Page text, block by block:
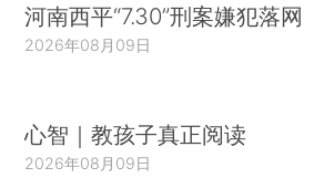
河南西平“7.30”刑案嫌犯落网
2026年08月09日
心智｜教孩子真正阅读
2026年08月09日